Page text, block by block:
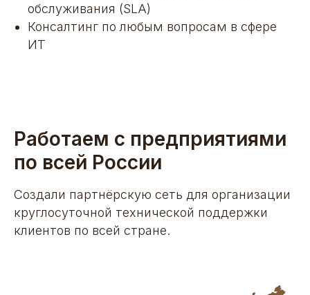
обслуживания (SLA)
Консалтинг по любым вопросам в сфере
ИТ
Работаем с предприятиями
по всей России
Создали партнёрскую сеть для организации
круглосуточной технической поддержки
клиентов по всей стране.